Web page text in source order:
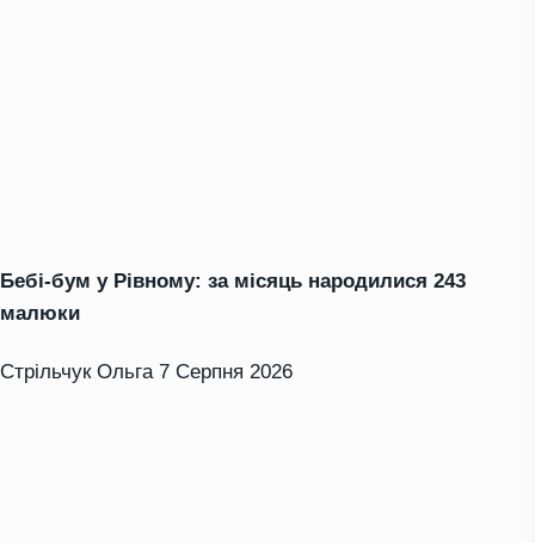
Бебі-бум у Рівному: за місяць народилися 243
малюки
Стрільчук Ольга 7 Серпня 2026